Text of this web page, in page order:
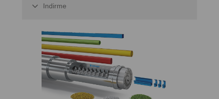
Indirme